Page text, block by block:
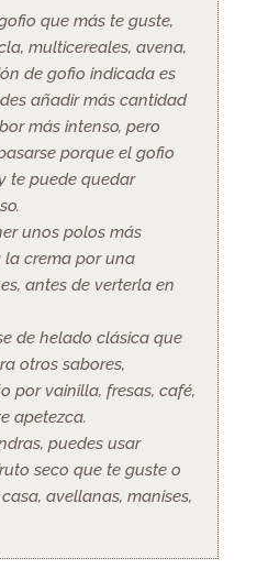
que más te guste,
multicereales, avena,
de gofio indicada es
añadir más cantidad
más intenso, pero
porque el gofio
te puede quedar
unos polos más
la crema por una
antes de verterla en
de helado clásica que
otros sabores,
por vainilla, fresas, café,
apetezca.
puedes usar
seco que te guste o
avellanas, manises,